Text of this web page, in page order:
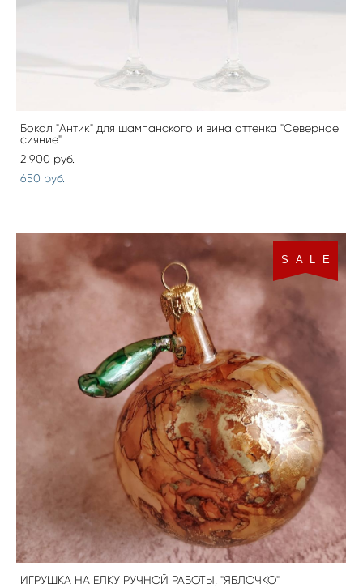
Бокал "Антик" для шампанского и вина оттенка "Северное
сияние"
2 900 pуб.
650 pуб.
S A L E
ИГРУШКА НА ЕЛКУ РУЧНОЙ РАБОТЫ, "ЯБЛОЧКО"